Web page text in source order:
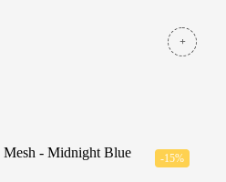
-15%